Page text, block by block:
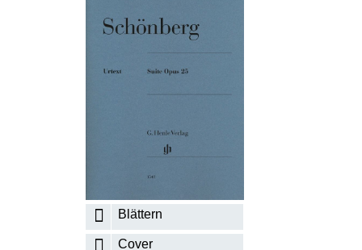
Blättern
Cover